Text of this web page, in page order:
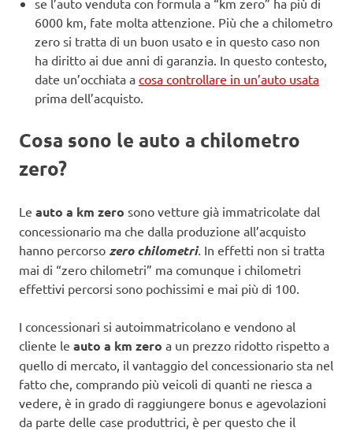
se l’auto venduta con formula a “km zero” ha più di
6000 km, fate molta attenzione. Più che a chilometro
zero si tratta di un buon usato e in questo caso non
ha diritto ai due anni di garanzia. In questo contesto,
date un’occhiata a cosa controllare in un’auto usata
prima dell’acquisto.
Cosa sono le auto a chilometro
zero?
Le auto a km zero sono vetture già immatricolate dal
concessionario ma che dalla produzione all’acquisto
hanno percorso zero chilometri. In effetti non si tratta
mai di “zero chilometri” ma comunque i chilometri
effettivi percorsi sono pochissimi e mai più di 100.
I concessionari si autoimmatricolano e vendono al
cliente le auto a km zero a un prezzo ridotto rispetto a
quello di mercato, il vantaggio del concessionario sta nel
fatto che, comprando più veicoli di quanti ne riesca a
vedere, è in grado di raggiungere bonus e agevolazioni
da parte delle case produttrici, è per questo che il